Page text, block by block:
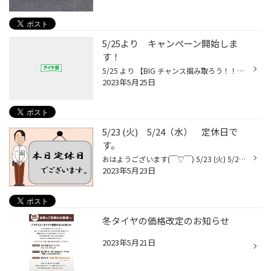
5/25より キャンペーン開始しま
す！
5/25 より 【BIG チャンス掴み取ろう！！】 開催します。 期間中5/25（木）～6/30（金） 首都圏 店舗統一キャンペーン タイヤ4本ご購入のお客様へ抽選 総額１００万円 Amazonギフトカードプレゼント！ 詳しくは店頭にて御案内します。 ご来店お待ちしております。
2023年5月25日
5/23 (火) 5/24（水） 定休日で
す。
おはようございます(￣▽￣) 5/23 (火) 5/24（水） 定休日です。 本日は定休日になります。 5/25（木） 10時30分より営業しております。 なんでも お気軽にご相談ください(°▽°)
2023年5月23日
冬タイヤの価格改定のお知らせ
2023年5月21日